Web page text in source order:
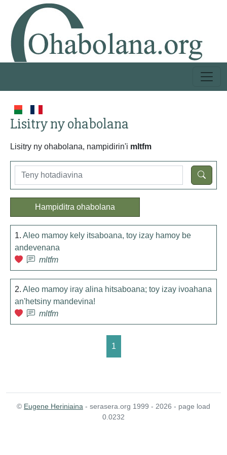
Lisitry ny ohabolana
Lisitry ny ohabolana, nampidirin'i mltfm
Hampiditra ohabolana
1. Aleo mamoy kely itsaboana, toy izay hamoy be
andevenana
mltfm
2. Aleo mamoy iray alina hitsaboana; toy izay ivoahana
an'hetsiny mandevina!
mltfm
1
© Eugene Heriniaina - serasera.org 1999 - 2026 - page load
0.0232